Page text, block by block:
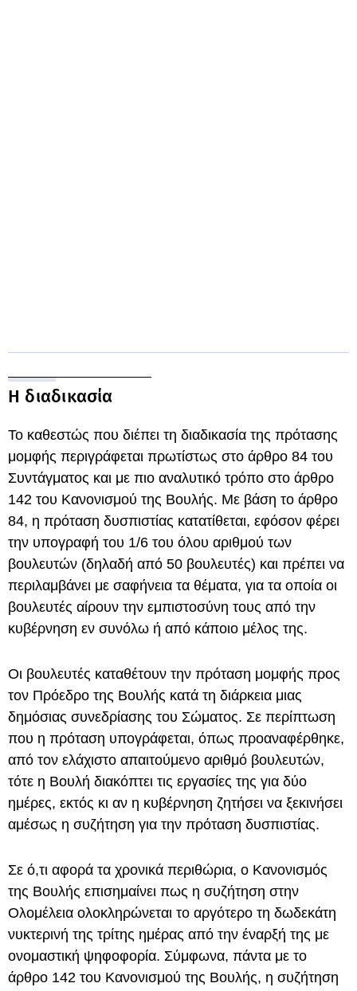
Η διαδικασία
Το καθεστώς που διέπει τη διαδικασία της πρότασης
μομφής περιγράφεται πρωτίστως στο άρθρο 84 του
Συντάγματος και με πιο αναλυτικό τρόπο στο άρθρο
142 του Κανονισμού της Βουλής. Με βάση το άρθρο
84, η πρόταση δυσπιστίας κατατίθεται, εφόσον φέρει
την υπογραφή του 1/6 του όλου αριθμού των
βουλευτών (δηλαδή από 50 βουλευτές) και πρέπει να
περιλαμβάνει με σαφήνεια τα θέματα, για τα οποία οι
βουλευτές αίρουν την εμπιστοσύνη τους από την
κυβέρνηση εν συνόλω ή από κάποιο μέλος της.
Οι βουλευτές καταθέτουν την πρόταση μομφής προς
τον Πρόεδρο της Βουλής κατά τη διάρκεια μιας
δημόσιας συνεδρίασης του Σώματος. Σε περίπτωση
που η πρόταση υπογράφεται, όπως προαναφέρθηκε,
από τον ελάχιστο απαιτούμενο αριθμό βουλευτών,
τότε η Βουλή διακόπτει τις εργασίες της για δύο
ημέρες, εκτός κι αν η κυβέρνηση ζητήσει να ξεκινήσει
αμέσως η συζήτηση για την πρόταση δυσπιστίας.
Σε ό,τι αφορά τα χρονικά περιθώρια, ο Κανονισμός
της Βουλής επισημαίνει πως η συζήτηση στην
Ολομέλεια ολοκληρώνεται το αργότερο τη δωδεκάτη
νυκτερινή της τρίτης ημέρας από την έναρξή της με
ονομαστική ψηφοφορία. Σύμφωνα, πάντα με το
άρθρο 142 του Κανονισμού της Βουλής, η συζήτηση